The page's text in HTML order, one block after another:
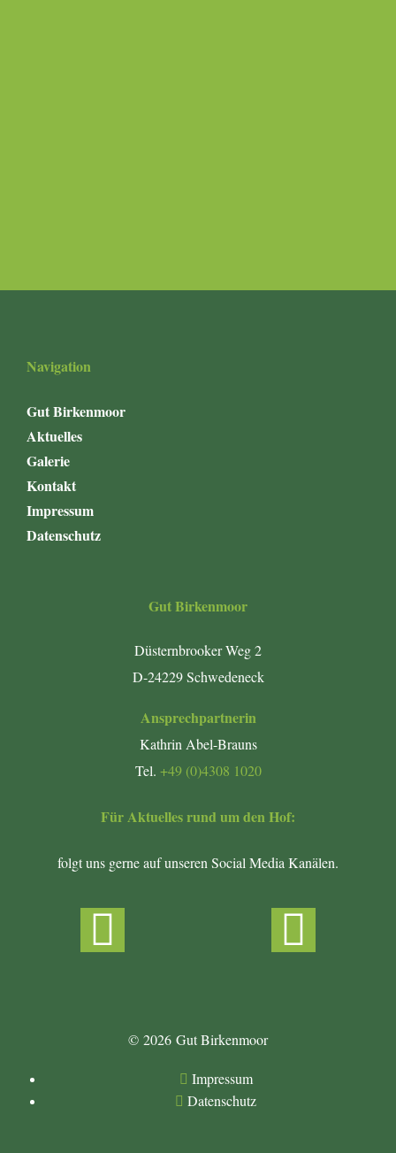
Navigation
Gut Birkenmoor
Aktuelles
Galerie
Kontakt
Impressum
Datenschutz
Gut Birkenmoor
Düsternbrooker Weg 2
D-24229 Schwedeneck
Ansprechpartnerin
Kathrin Abel-Brauns
Tel. +49 (0)4308 1020
Für Aktuelles rund um den Hof:
folgt uns gerne auf unseren Social Media Kanälen.
© 2026 Gut Birkenmoor
Impressum
Datenschutz